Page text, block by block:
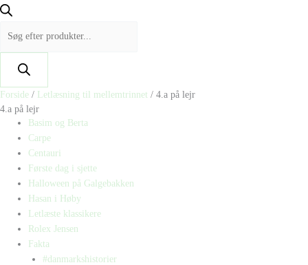
Forside / Letlæsning til mellemtrinnet / 4.a på lejr
4.a på lejr
Basim og Berta
Carpe
Centauri
Første dag i sjette
Halloween på Galgebakken
Hasan i Høby
Letlæste klassikere
Rolex Jensen
Fakta
#danmarkshistorier